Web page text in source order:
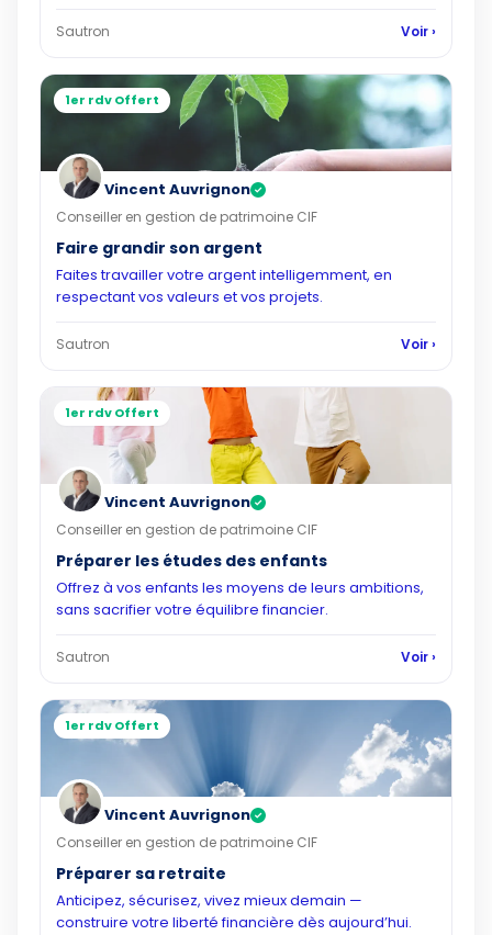
Sautron Voir ›
1er rdv Offert
Vincent Auvrignon ✓
Conseiller en gestion de patrimoine CIF
Faire grandir son argent
Faites travailler votre argent intelligemment, en
respectant vos valeurs et vos projets.
Sautron Voir ›
1er rdv Offert
Vincent Auvrignon ✓
Conseiller en gestion de patrimoine CIF
Préparer les études des enfants
Offrez à vos enfants les moyens de leurs ambitions,
sans sacrifier votre équilibre financier.
Sautron Voir ›
1er rdv Offert
Vincent Auvrignon ✓
Conseiller en gestion de patrimoine CIF
Préparer sa retraite
Anticipez, sécurisez, vivez mieux demain —
construire votre liberté financière dès aujourd’hui.